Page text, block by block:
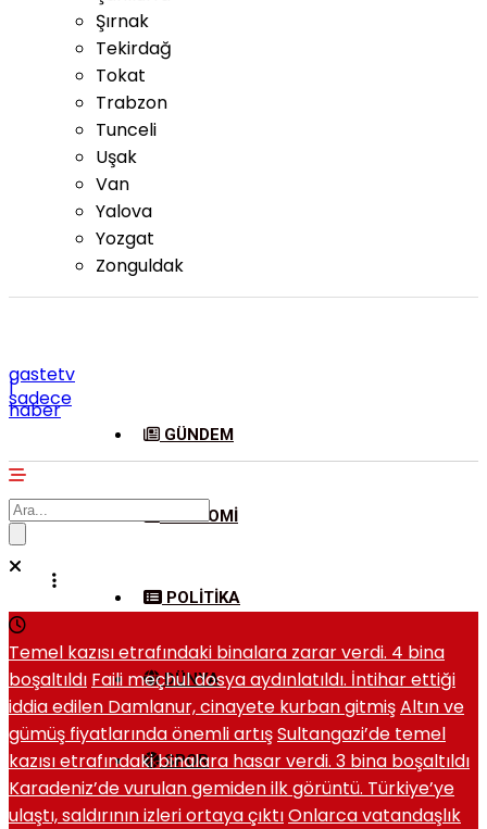
Şırnak
Tekirdağ
Tokat
Trabzon
Tunceli
Uşak
Van
Yalova
Yozgat
Zonguldak
gastetv
|
sadece
haber
GÜNDEM
EKONOMI
POLITIKA
DÜNYA
SPOR
Temel kazısı etrafındaki binalara zarar verdi. 4 bina
boşaltıldı Faili meçhul dosya aydınlatıldı. İntihar ettiği
iddia edilen Damlanur, cinayete kurban gitmişAltın ve
gümüş fiyatlarında önemli artışSultangazi’de temel
kazısı etrafındaki binalara hasar verdi. 3 bina boşaltıldı
Karadeniz’de vurulan gemiden ilk görüntü. Türkiye’ye
ulaştı, saldırının izleri ortaya çıktıOnlarca vatandaşlık